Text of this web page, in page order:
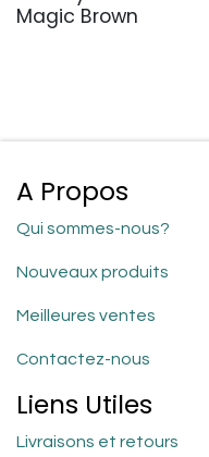
Magic Brown
A Propos
Qui sommes-nous?
Nouveaux produits
Meilleures ventes
Contactez-nous
Liens Utiles
Livraisons et retours